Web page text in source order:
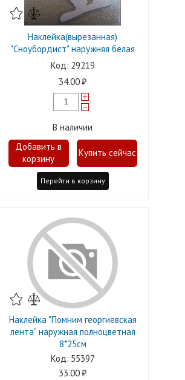
Наклейка(вырезанная)
"Сноубордист" наружняя белая
29219
34.00
В наличии
Перейти в корзину
Наклейка "Помним георгиевская
лента" наружная полноцветная
8*25см
55397
33.00